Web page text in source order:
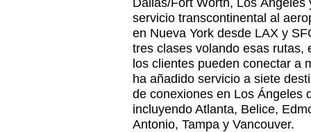
Dallas/Fort Worth, Los
servicio transcontinental al
en Nueva York desde LAX y
tres clases volando esas rutas,
los clientes pueden conectar a
ha añadido servicio a siete
de conexiones en Los Ángeles
incluyendo Atlanta, Belice,
Antonio, Tampa y Vancouver.